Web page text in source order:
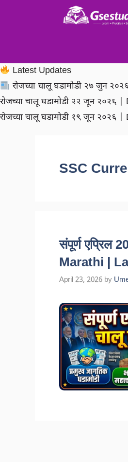
Latest Updates
रोजच्या चालू घडामोडी २७ जुन
रोजच्या चालू घडामोडी २२ जून
रोजच्या चालू घडामोडी १९ जून
SSC
संपूर्ण एप्रिल
Marathi |
April 23, 2026 by